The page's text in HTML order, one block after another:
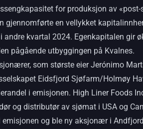
for produksjon av
gjennomførte en vellykket
andre kvartal 2024. Egenkapitalen gir
pågående utbyggingen på Kvalnes.
som største eier Jerónimo
Eidsfjord Sjøfarm/Holmøy
i emisjonen. High Liner Foods
og distributør av sjømat i USA og
og ble ny aksjonær i